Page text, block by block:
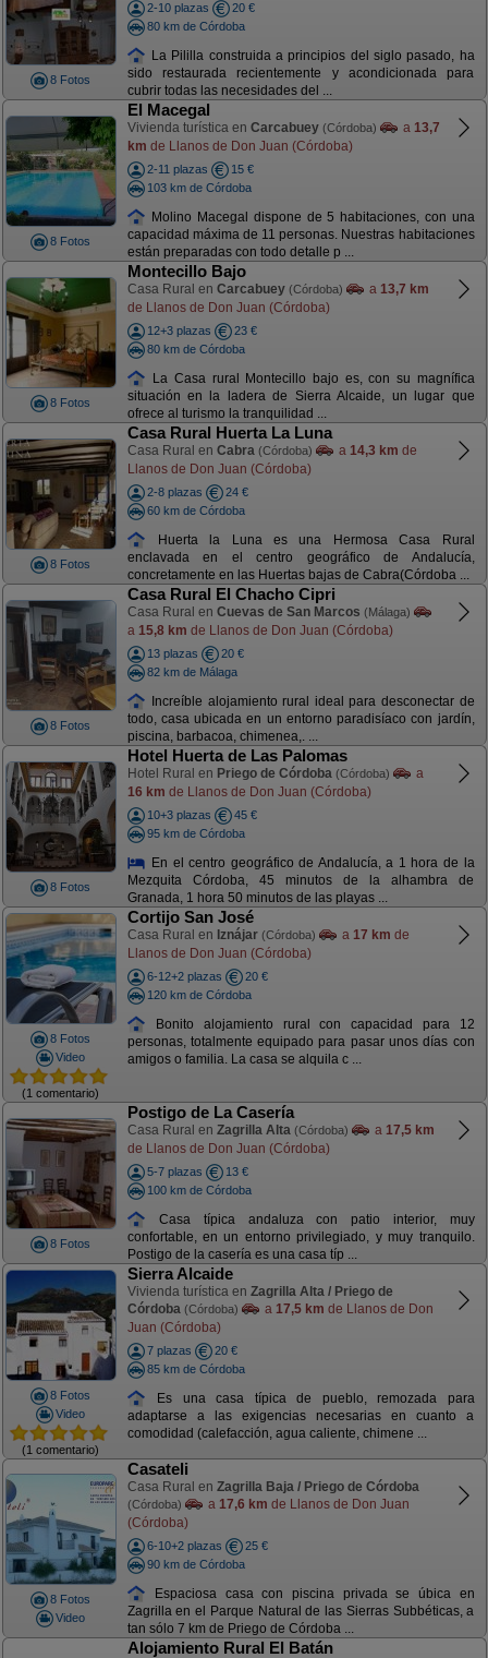
8 Fotos
2-10 plazas
20 €
80 km de Córdoba
La Pililla construida a principios del siglo pasado, ha
sido restaurada recientemente y acondicionada para
cubrir todas las necesidades del ...
8 Fotos
El Macegal
Vivienda turística en Carcabuey (Córdoba) a 13,7
km de Llanos de Don Juan (Córdoba)
2-11 plazas
15 €
103 km de Córdoba
Molino Macegal dispone de 5 habitaciones, con una
capacidad máxima de 11 personas. Nuestras habitaciones
están preparadas con todo detalle p ...
8 Fotos
Montecillo Bajo
Casa Rural en Carcabuey (Córdoba) a 13,7 km
de Llanos de Don Juan (Córdoba)
12+3 plazas
23 €
80 km de Córdoba
La Casa rural Montecillo bajo es, con su magnífica
situación en la ladera de Sierra Alcaide, un lugar que
ofrece al turismo la tranquilidad ...
8 Fotos
Casa Rural Huerta La Luna
Casa Rural en Cabra (Córdoba) a 14,3 km de
Llanos de Don Juan (Córdoba)
2-8 plazas
24 €
60 km de Córdoba
Huerta la Luna es una Hermosa Casa Rural
enclavada en el centro geográfico de Andalucía,
concretamente en las Huertas bajas de Cabra(Córdoba ...
8 Fotos
Casa Rural El Chacho Cipri
Casa Rural en Cuevas de San Marcos (Málaga)
a 15,8 km de Llanos de Don Juan (Córdoba)
13 plazas
20 €
82 km de Málaga
Increíble alojamiento rural ideal para desconectar de
todo, casa ubicada en un entorno paradisíaco con jardín,
piscina, barbacoa, chimenea,. ...
8 Fotos
Hotel Huerta de Las Palomas
Hotel Rural en Priego de Córdoba (Córdoba)
a
16 km de Llanos de Don Juan (Córdoba)
10+3 plazas
45 €
95 km de Córdoba
En el centro geográfico de Andalucía, a 1 hora de la
Mezquita Córdoba, 45 minutos de la alhambra de
Granada, 1 hora 50 minutos de las playas ...
8 Fotos
Video
(1 comentario)
Cortijo San José
Casa Rural en Iznájar (Córdoba) a 17 km de
Llanos de Don Juan (Córdoba)
6-12+2 plazas
20 €
120 km de Córdoba
Bonito alojamiento rural con capacidad para 12
personas, totalmente equipado para pasar unos días con
amigos o familia. La casa se alquila c ...
8 Fotos
Postigo de La Casería
Casa Rural en Zagrilla Alta (Córdoba) a 17,5 km
de Llanos de Don Juan (Córdoba)
5-7 plazas
13 €
100 km de Córdoba
Casa típica andaluza con patio interior, muy
confortable, en un entorno privilegiado, y muy tranquilo.
Postigo de la casería es una casa típ ...
8 Fotos
Video
(1 comentario)
Sierra Alcaide
Vivienda turística en Zagrilla Alta / Priego de
Córdoba (Córdoba) a 17,5 km de Llanos de Don
Juan (Córdoba)
7 plazas
20 €
85 km de Córdoba
Es una casa típica de pueblo, remozada para
adaptarse a las exigencias necesarias en cuanto a
comodidad (calefacción, agua caliente, chimene ...
8 Fotos
Video
Casateli
Casa Rural en Zagrilla Baja / Priego de Córdoba
(Córdoba) a 17,6 km de Llanos de Don Juan
(Córdoba)
6-10+2 plazas
25 €
90 km de Córdoba
Espaciosa casa con piscina privada se úbica en
Zagrilla en el Parque Natural de las Sierras Subbéticas, a
tan sólo 7 km de Priego de Córdoba ...
Alojamiento Rural El Batán